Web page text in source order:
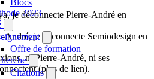
Blocs
2023
Offre de formation
Citations
je déconnecte Pierre-André en
André, je déconnecte Semiodesign en
ni Pierre-André, ni ses
(plus de lien).